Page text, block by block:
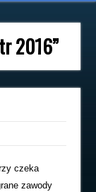
2016”
czeka
zawody